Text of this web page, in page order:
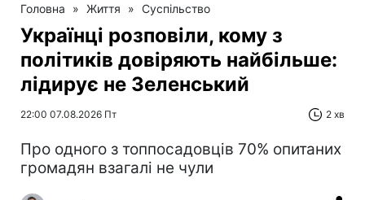
Головна » Життя » Суспільство
Українці розповіли, кому з
політиків довіряють найбільше:
лідирує не Зеленський
22:00 07.08.2026 Пт 2 хв
Про одного з топпосадовців 70% опитаних
громадян взагалі не чули